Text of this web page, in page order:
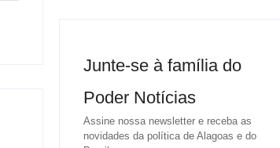
Junte-se à família do
Poder Notícias
Assine nossa newsletter e receba as
novidades da política de Alagoas e do